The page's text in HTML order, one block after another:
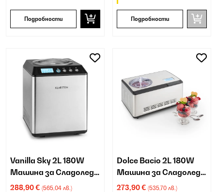
Подробности Подробности
Vanilla Sky 2L 180W
Машина за Сладолед с
Компресор Сребро
288,90 € (565,04 лв.)
Dolce Bacio 2L 180W
Машина за Сладолед с
Компресор Сребро
273,90 € (535,70 лв.)